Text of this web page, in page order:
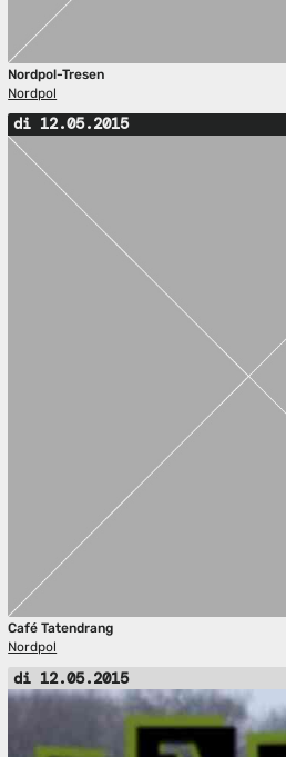
Nordpol-Tresen
Nordpol
di 12.05.2015
Café Tatendrang
Nordpol
di 12.05.2015